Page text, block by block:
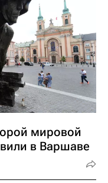
мировой
в Варшаве